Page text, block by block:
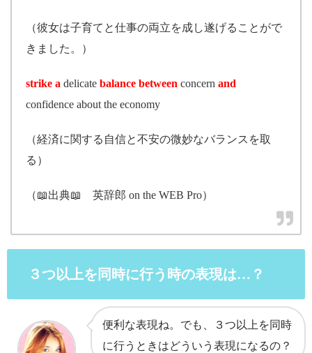
（彼女は子育てと仕事の両立を成し遂げることがで
きました。）
strike a delicate balance between concern and
confidence about the economy
（経済に関する自信と不安の微妙なバランスを取
る）
（📖出典📖 英辞郎 on the WEB Pro）
３つ以上を同時に行う時の表現は…？
便利な表現ね。でも、３つ以上を同時
に行うときはどういう表現になるの？